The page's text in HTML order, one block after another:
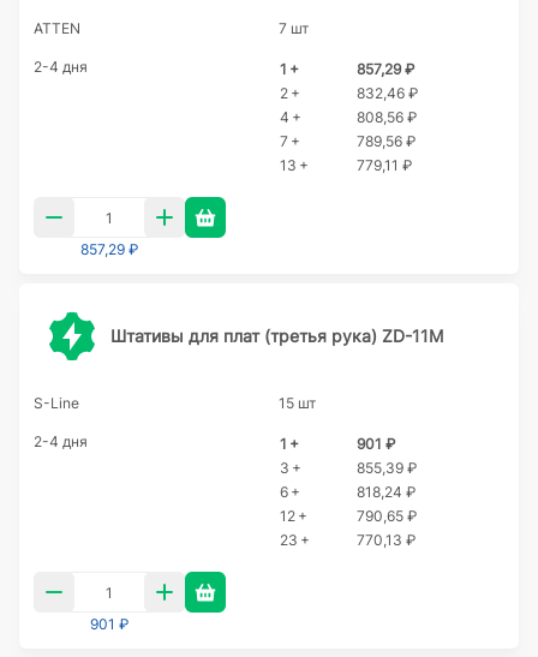
ATTEN 7 шт
2-4 дня 1 +
857,29 ₽
2 +
832,46 ₽
4 +
808,56 ₽
7 +
789,56 ₽
13 +
779,11 ₽
857,29 ₽
Штативы для плат (третья рука) ZD-11M
S-Line 15 шт
2-4 дня 1 +
901 ₽
3 +
855,39 ₽
6 +
818,24 ₽
12 +
790,65 ₽
23 +
770,13 ₽
901 ₽